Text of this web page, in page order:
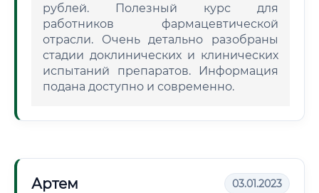
рублей. Полезный курс для
работников фармацевтической
отрасли. Очень детально разобраны
стадии доклинических и клинических
испытаний препаратов. Информация
подана доступно и современно.
Артем 03.01.2023